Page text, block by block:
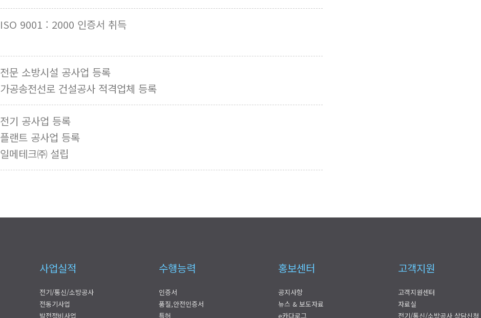
ISO 9001 : 2000 인증서 취득
전문 소방시설 공사업 등록
가공송전선로 건설공사 적격업체 등록
전기 공사업 등록
플랜트 공사업 등록
일메테크㈜ 설립
사업실적
전기/통신/소방공사
전동기사업
발전정비사업
수행능력
인증서
품질,안전인증서
특허
홍보센터
공지사항
뉴스 & 보도자료
e카다로그
고객지원
고객지원센터
자료실
전기/통신/소방공사 상담신청